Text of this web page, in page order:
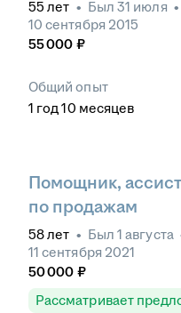
55 лет • Был 31 июля •
10 сентября 2015
55 000 ₽
Общий опыт
1 год 10 месяцев
Помощник,
по продажам
58лет • Был 1 августа
11 сентября 2021
50 000 ₽
Рассматривает